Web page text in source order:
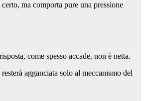
ma comporta pure una pressione
come spesso accade, non è netta.
agganciata solo al meccanismo del